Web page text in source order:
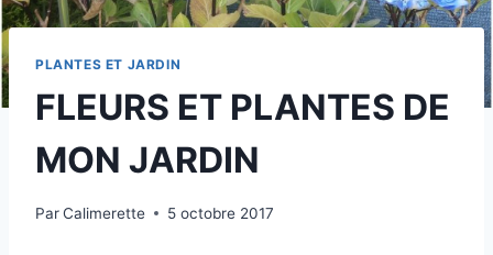
PLANTES ET JARDIN
FLEURS ET PLANTES DE
MON JARDIN
ParCalimerette 5 octobre 2017